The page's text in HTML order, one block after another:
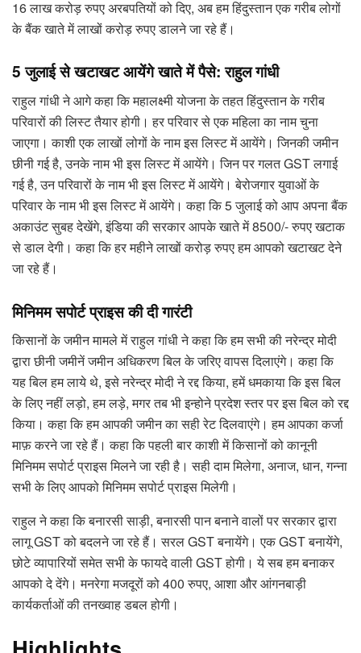
16 लाख करोड़ रुपए अरबपतियों को दिए, अब हम हिंदुस्तान एक गरीब लोगों
के बैंक खाते में लाखों करोड़ रुपए डालने जा रहे हैं।
5 जुलाई से खटाखट आयेंगे खाते में पैसे: राहुल गांधी
राहुल गांधी ने आगे कहा कि महालक्ष्मी योजना के तहत हिंदुस्तान के गरीब
परिवारों की लिस्ट तैयार होगी। हर परिवार से एक महिला का नाम चुना
जाएगा। काशी एक लाखों लोगों के नाम इस लिस्ट में आयेंगे। जिनकी जमीन
छीनी गई है, उनके नाम भी इस लिस्ट में आयेंगे। जिन पर गलत GST लगाई
गई है, उन परिवारों के नाम भी इस लिस्ट में आयेंगे। बेरोजगार युवाओं के
परिवार के नाम भी इस लिस्ट में आयेंगे। कहा कि 5 जुलाई को आप अपना बैंक
अकाउंट सुबह देखेंगे, इंडिया की सरकार आपके खाते में 8500/- रुपए खटाक
से डाल देगी। कहा कि हर महीने लाखों करोड़ रुपए हम आपको खटाखट देने
जा रहे हैं।
मिनिमम सपोर्ट प्राइस की दी गारंटी
किसानों के जमीन मामले में राहुल गांधी ने कहा कि हम सभी की नरेन्द्र मोदी
द्वारा छीनी जमीनें जमीन अधिकरण बिल के जरिए वापस दिलाएंगे। कहा कि
यह बिल हम लाये थे, इसे नरेन्द्र मोदी ने रद्द किया, हमें धमकाया कि इस बिल
के लिए नहीं लड़ो, हम लड़े, मगर तब भी इन्होने प्रदेश स्तर पर इस बिल को रद्द
किया। कहा कि हम आपकी जमीन का सही रेट दिलवाएंगे। हम आपका कर्जा
माफ़ करने जा रहे हैं। कहा कि पहली बार काशी में किसानों को कानूनी
मिनिमम सपोर्ट प्राइस मिलने जा रही है। सही दाम मिलेगा, अनाज, धान, गन्ना
सभी के लिए आपको मिनिमम सपोर्ट प्राइस मिलेगी।
राहुल ने कहा कि बनारसी साड़ी, बनारसी पान बनाने वालों पर सरकार द्वारा
लागू GST को बदलने जा रहे हैं। सरल GST बनायेंगे। एक GST बनायेंगे,
छोटे व्यापारियों समेत सभी के फायदे वाली GST होगी। ये सब हम बनाकर
आपको दे देंगे। मनरेगा मजदूरों को 400 रुपए, आशा और आंगनबाड़ी
कार्यकर्ताओं की तनख्वाह डबल होगी।